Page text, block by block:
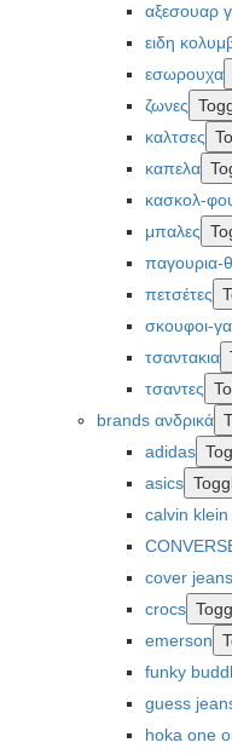
αξεσουαρ
ειδη
εσωρουχα
ζωνες
καλτσες
καπελα
κασκολ-
μπαλες
παγουρια-
πετσέτες
σκουφοι-
τσαντακια
τσαντες
brands ανδρικά
adidas
asics
calvin
cover jeans
crocs
emerson
funky
guess
hoka one